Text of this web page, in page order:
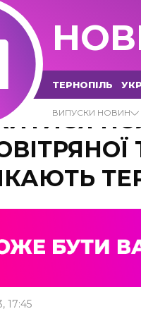
ТЕРНОПІЛЬ
ВИПУСКИ НОВИН
17:45